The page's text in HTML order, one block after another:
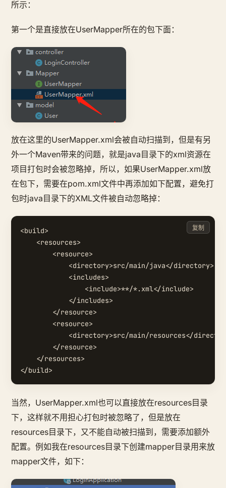
所示：
第一个是直接放在UserMapper所在的包下面：
放在这里的UserMapper.xml会被自动扫描到，但是有另
外一个Maven带来的问题，就是java目录下的xml资源在
项目打包时会被忽略掉，所以，如果UserMapper.xml放
在包下，需要在pom.xml文件中再添加如下配置，避免打
包时java目录下的XML文件被自动忽略掉：
<build>
    <resources>
        <resource>
            <directory>src/main/java</directory>
            <includes>
                <include>**/*.xml</include>
            </includes>
        </resource>
        <resource>
<directory>src/main/resources</
        </resource>
    </resources>
复制
当然，UserMapper.xml也可以直接放在resources目录
下，这样就不用担心打包时被忽略了，但是放在
resources目录下，又不能自动被扫描到，需要添加额外
配置。例如我在resources目录下创建mapper目录用来放
mapper文件，如下：